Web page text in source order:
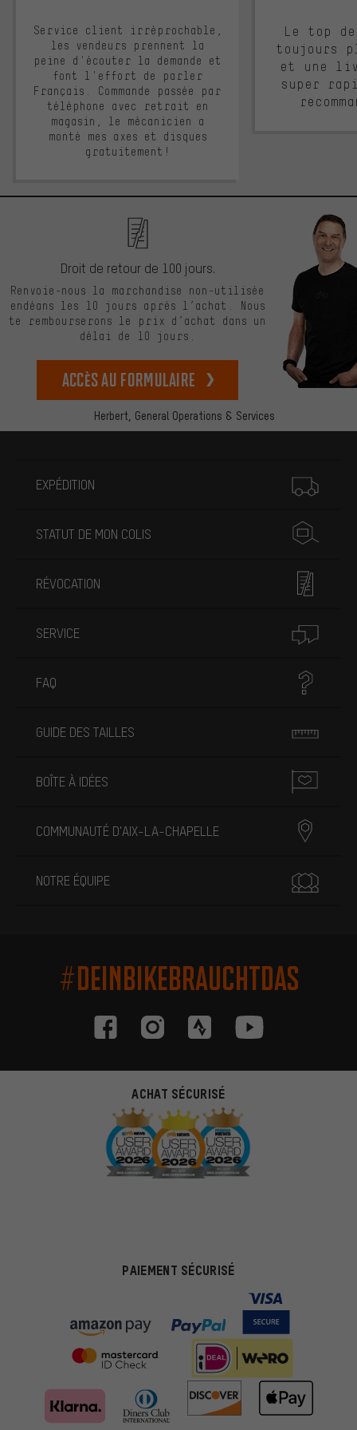
Service client irréprochable,
les vendeurs prennent la
peine d'écouter la demande et
font l'effort de parler
Français. Commande passée par
téléphone avec retrait en
magasin, le mécanicien a
monté mes axes et disques
gratuitement!
Le top
toujours
et une
super
Herbert, General Operations & Services
Droit de retour de 100 jours.
Renvoie-nous la marchandise non-utilisée
endéans les 10 jours après l’achat. Nous
te rembourserons le prix d’achat dans un
délai de 10 jours.
Accès au formulaire
EXPÉDITION
STATUT DE MON COLIS
RÉVOCATION
SERVICE
FAQ
GUIDE DES TAILLES
BOÎTE À IDÉES
COMMUNAUTÉ D'AIX-LA-CHAPELLE
NOTRE ÉQUIPE
#DEINBIKEBRAUCHTDAS
ACHAT SÉCURISÉ
PAIEMENT SÉCURISÉ
Des offres plus adaptées